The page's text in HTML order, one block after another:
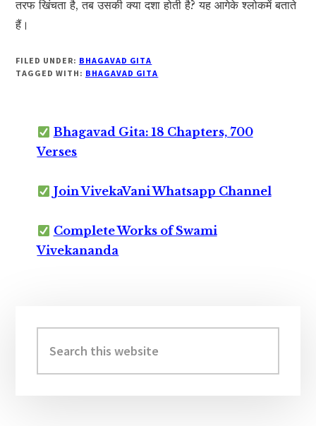
तरफ खिंचता है, तब उसकी क्या दशा होती है? यह आगेके श्लोकमें बताते
हैं।
FILED UNDER: BHAGAVAD GITA
TAGGED WITH: BHAGAVAD GITA
Bhagavad Gita: 18 Chapters, 700
Verses
Join VivekaVani Whatsapp Channel
Complete Works of Swami
Vivekananda
Sidebar
this
website